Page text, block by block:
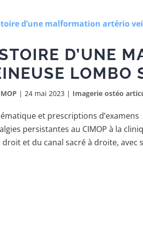
D’UNE
LOMBO
| 24 mai 2023 | Imagerie ostéo
et prescriptions
persistantes au CIMOP à la
droit et du canal sacré à droite, avec